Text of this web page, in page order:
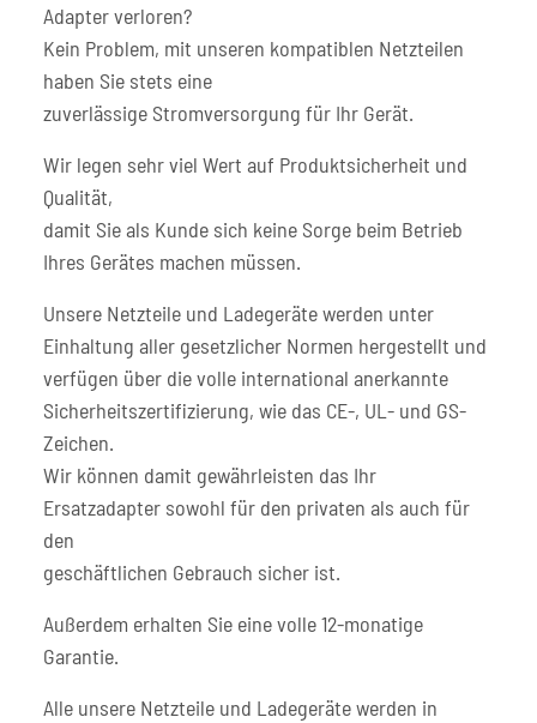
Adapter verloren?
Kein Problem, mit unseren kompatiblen Netzteilen
haben Sie stets eine
zuverlässige Stromversorgung für Ihr Gerät.
Wir legen sehr viel Wert auf Produktsicherheit und
Qualität,
damit Sie als Kunde sich keine Sorge beim Betrieb
Ihres Gerätes machen müssen.
Unsere Netzteile und Ladegeräte werden unter
Einhaltung aller gesetzlicher Normen hergestellt und
verfügen über die volle international anerkannte
Sicherheitszertifizierung, wie das CE-, UL- und GS-
Zeichen.
Wir können damit gewährleisten das Ihr
Ersatzadapter sowohl für den privaten als auch für
den
geschäftlichen Gebrauch sicher ist.
Außerdem erhalten Sie eine volle 12-monatige
Garantie.
Alle unsere Netzteile und Ladegeräte werden in